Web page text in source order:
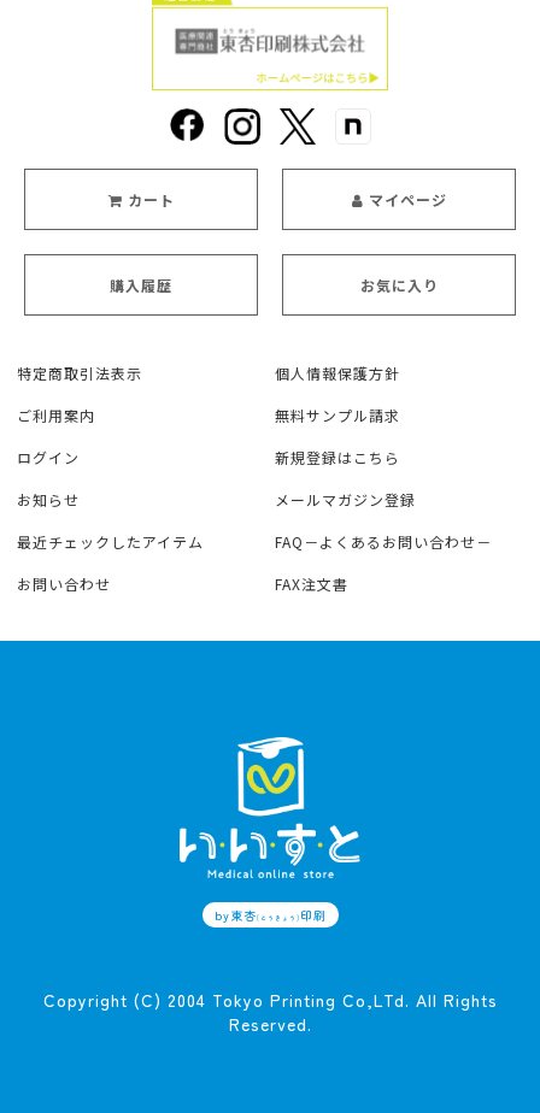
カート マイページ
購入履歴 お気に入り
特定商取引法表示 個人情報保護方針
ご利用案内 無料サンプル請求
ログイン 新規登録はこちら
お知らせ メールマガジン登録
最近チェックしたアイテム FAQ－よくあるお問い合わせ－
お問い合わせ FAX注文書
by東杏(とうきょう) 印刷
Copyright (C) 2004 Tokyo Printing Co,LTd. All Rights
Reserved.